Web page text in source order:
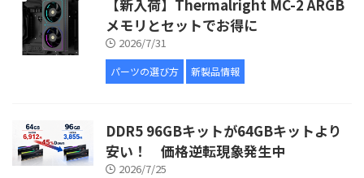
【新入荷】Thermalright MC-2 ARGB
メモリとセットでお得に
2026/7/31
パーツの選び方 新製品情報
DDR5 96GBキットが64GBキットより
安い！ 価格逆転現象発生中
2026/7/25